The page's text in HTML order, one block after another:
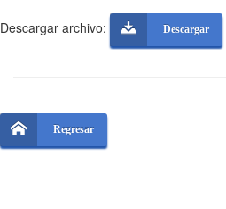
Descargar archivo: Descargar
Regresar